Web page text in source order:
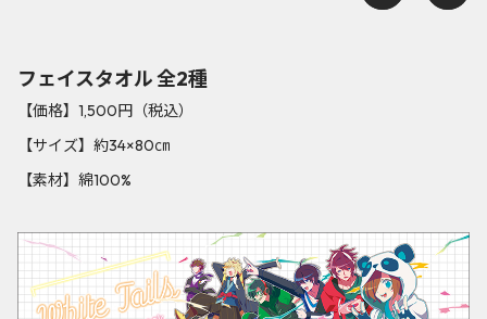
フェイスタオル 全2種
【価格】1,500円（税込）
【サイズ】約34×80㎝
【素材】綿100%